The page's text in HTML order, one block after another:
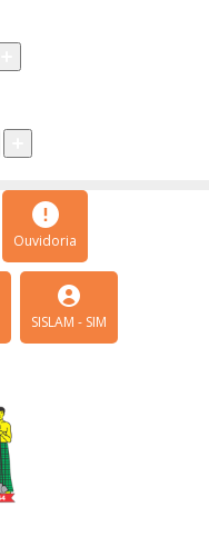
Ouvidoria
SISLAM - SIM